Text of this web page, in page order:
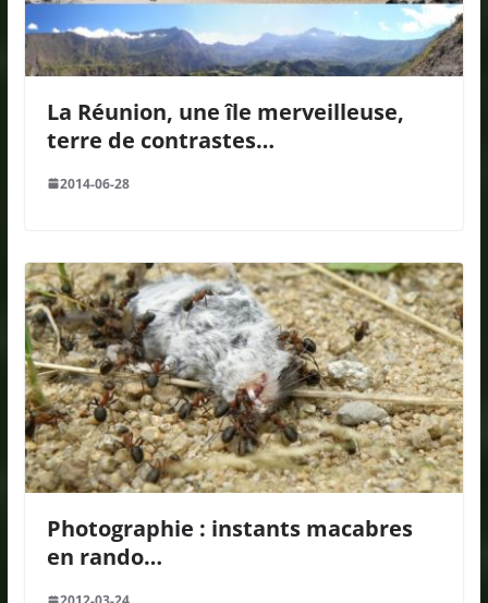
La Réunion, une île merveilleuse,
terre de contrastes…
2014-06-28
Photographie : instants macabres
en rando…